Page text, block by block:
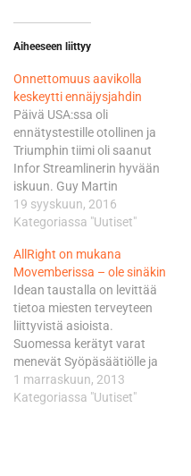
Aiheeseen liittyy
Onnettomuus aavikolla
keskeytti ennäjysjahdin
Päivä USA:ssa oli
ennätystestille otollinen ja
Triumphin tiimi oli saanut
Infor Streamlinerin hyvään
iskuun. Guy Martin
valmistautui ennätysjahtiin
hyvissä olosuhteissa, mutta
Martin yritti pitää laitteen
suorassa, mutta
valitettavasti perä lähti
suola-aavikolla alta ja
aiheutti melkoisen
vaaratilanteen. Martin selvisi
kolarista vammoitta, mutta
Infor Streamliner koki kovia.
Suurin haaste…
19 syyskuun, 2016
Kategoriassa "Uutiset"
AllRight on mukana
Movemberissa – ole sinäkin
Idean taustalla on levittää
tietoa miesten terveyteen
liittyvistä asioista.
Suomessa kerätyt varat
menevät Syöpäsäätiölle ja
Suomessa tehtävälle
syöpätutkimukselle tukien
1 marraskuun, 2013
Kategoriassa "Uutiset"